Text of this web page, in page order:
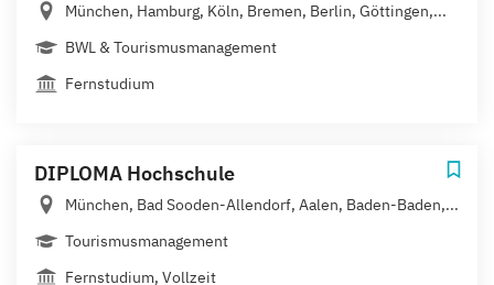
München, Hamburg, Köln, Bremen, Berlin, Göttingen,...
BWL & Tourismusmanagement
Fernstudium
DIPLOMA Hochschule
München, Bad Sooden-Allendorf, Aalen, Baden-Baden,...
Tourismusmanagement
Fernstudium, Vollzeit